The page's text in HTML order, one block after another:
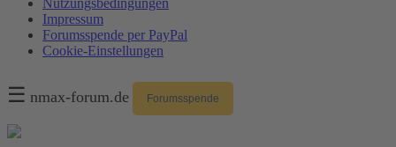
Nutzungsbedingungen
Impressum
Forumsspende per PayPal
Cookie-Einstellungen
☰ nmax-forum.de Forumsspende